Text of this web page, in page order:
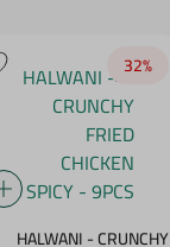
32‎%‎
HALWANI - CRUNCHY